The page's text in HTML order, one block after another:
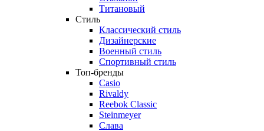
Титановый
Стиль
Классический стиль
Дизайнерские
Военный стиль
Спортивный стиль
Топ-бренды
Casio
Rivaldy
Reebok Classic
Steinmeyer
Слава